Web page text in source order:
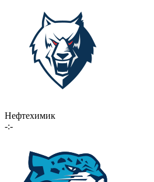
Нефтехимик
-:-